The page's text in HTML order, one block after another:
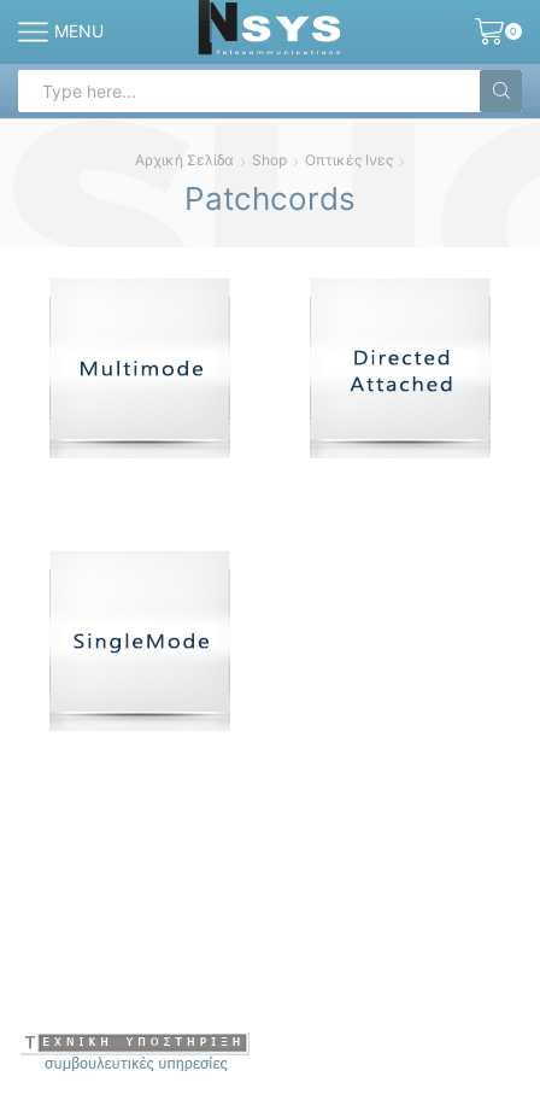
MENU 0
input
Αρχική Σελίδα Shop Οπτικές Ινες
Patchcords